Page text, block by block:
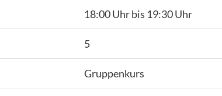
18:00 Uhr bis 19:30 Uhr
5
Gruppenkurs